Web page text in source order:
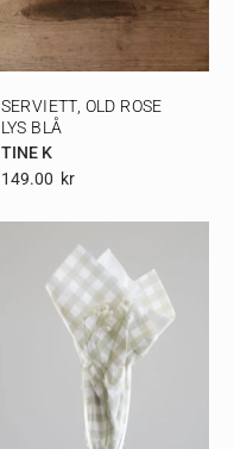
SERVIETT, OLD ROSE
LYS BLÅ
TINE K
149.00 Kr